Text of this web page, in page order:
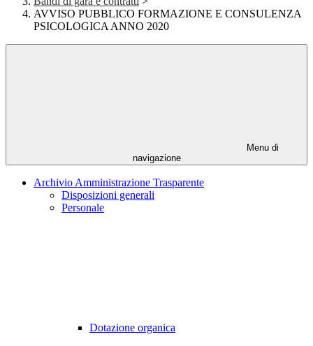
AVVISO PUBBLICO FORMAZIONE E CONSULENZA
PSICOLOGICA ANNO 2020
Menu di
navigazione
Archivio Amministrazione Trasparente
Disposizioni generali
Personale
Dotazione organica